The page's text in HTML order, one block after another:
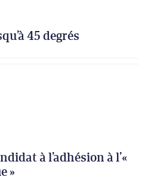
45 degrés
à l’adhésion à l’«
»